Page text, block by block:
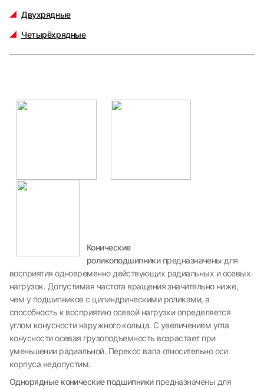
Двухрядные
Четырёхрядные
Конические
роликоподшипники предназначены для
восприятия одновременно действующих радиальных и осевых
нагрузок. Допустимая частота вращения значительно ниже,
чем у подшипников с цилиндрическими роликами, а
способность к восприятию осевой нагрузки определяется
углом конусности наружного кольца. С увеличением угла
конусности осевая грузоподъемность возрастает при
уменьшении радиальной. Перекос вала относительно оси
корпуса недопустим.
Однорядные конические подшипники предназначены для